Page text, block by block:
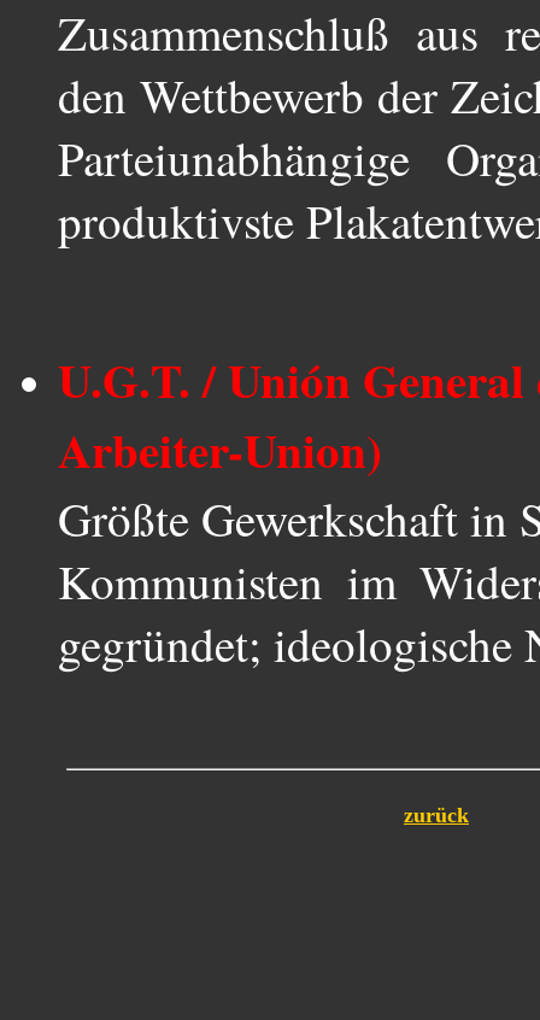
Zusammenschluß aus
den Wettbewerb der
Parteiunabhängige
produktivste
U.G.T. / Unión
Arbeiter-Union)
Größte Gewerkschaft in
Kommunisten im
gegründet; ideologische
zurück